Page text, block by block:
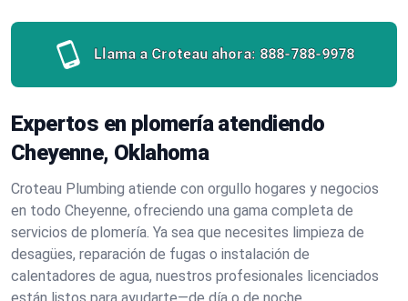
Llama a Croteau ahora: 888-788-9978
Expertos en plomería atendiendo
Cheyenne, Oklahoma
Croteau Plumbing atiende con orgullo hogares y negocios
en todo Cheyenne, ofreciendo una gama completa de
servicios de plomería. Ya sea que necesites limpieza de
desagües, reparación de fugas o instalación de
calentadores de agua, nuestros profesionales licenciados